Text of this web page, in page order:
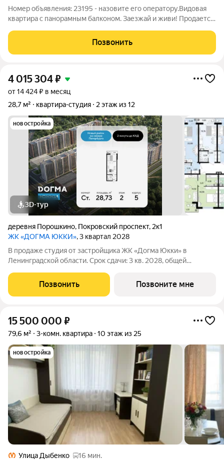
Номер объявления: 23195 - назовите его оператору.Видовая
квартира с панорамным балконом. Заезжай и живи! Продается
готовая к проживанию. Качественный ремонт, встроенная
мебель и техника,
Позвонить
4 015 304₽
от 14 424 ₽ в месяц
28,7 м²
квартира-студия 2 этаж из 12
новостройка
3D-тур
деревня Порошкино, Покровский проспект, 2к1
ЖК «ДОГМА ЮККИ», 3 квартал 2028
В продаже студия от застройщика ЖК «Догма Юкки» в
Ленинградской области. Срок сдачи: 3 кв. 2028, общей
доступной социальной инфраструктурой. Жилой комплекс
расположен в Ленинградской
Позвонить Позвоните мне
15 500 000 ₽
79,6 м² 3-комн. квартира 10 этаж из 25
новостройка
Улица Дыбенко
16 мин.